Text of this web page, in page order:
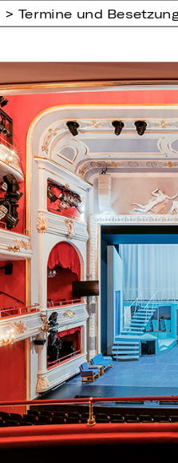
Termine und